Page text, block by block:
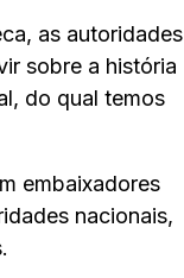
as autoridades
sobre a história
do qual temos
embaixadores
nacionais,